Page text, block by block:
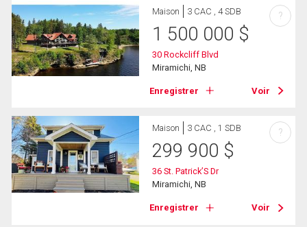
Maison 3 CAC , 4 SDB
1 500 000 $
30 Rockcliff Blvd
Miramichi, NB
Enregistrer Voir
?
Maison 3 CAC , 1 SDB
299 900 $
36 St. Patrick’S Dr
Miramichi, NB
Enregistrer Voir
?